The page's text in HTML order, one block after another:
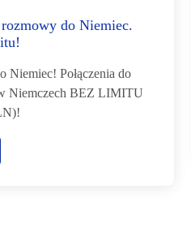
do Niemiec.
Niemiec! Połączenia do
Niemczech BEZ LIMITU